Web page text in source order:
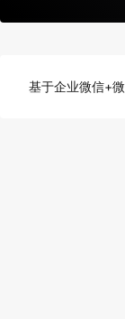
基于企业微信+